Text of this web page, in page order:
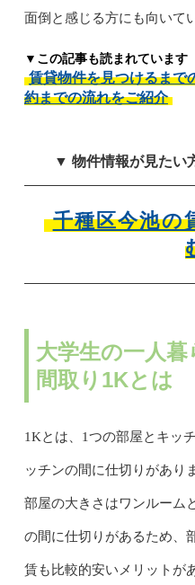
面倒と感じる方にも向いて
▼この記事も読まれています
賃貸物件を見つけるまで
約までの流れをご紹介
▼ 物件情報が見たい
千種区今池の
大学生の一人
間取り1Kとは
1Kとは、1つの部屋とキッ
ッチンの間に仕切りがあり
部屋の大きさはワンルーム
の間に仕切りがあるため、
賃も比較的安いメリットが